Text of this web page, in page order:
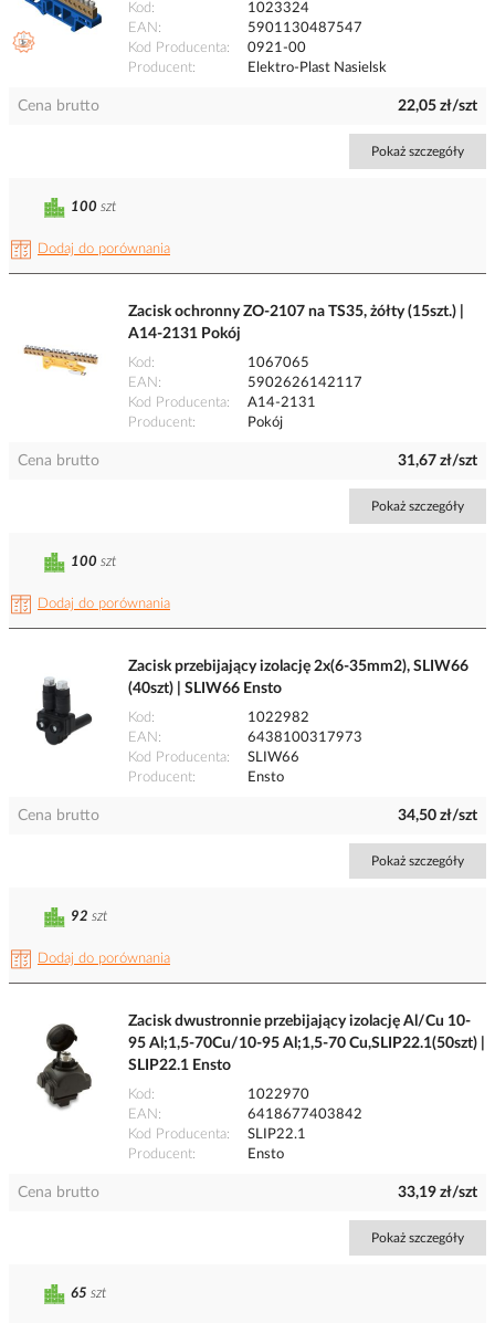
Kod
1023324
EAN
5901130487547
Kod Producenta
0921-00
Producent
Elektro-Plast Nasielsk
Cena brutto 22,05 zł/szt
Pokaż szczegóły
Dodaj do porównania
100 szt
Zacisk ochronny ZO-2107 na TS35, żółty (15szt.) |
A14-2131 Pokój
Kod
1067065
EAN
5902626142117
Kod Producenta
A14-2131
Producent
Pokój
Cena brutto 31,67 zł/szt
Pokaż szczegóły
Dodaj do porównania
100 szt
Zacisk przebijający izolację 2x(6-35mm2), SLIW66
(40szt) | SLIW66 Ensto
Kod
1022982
EAN
6438100317973
Kod Producenta
SLIW66
Producent
Ensto
Cena brutto 34,50 zł/szt
Pokaż szczegóły
Dodaj do porównania
92 szt
Zacisk dwustronnie przebijający izolację Al/Cu 10-
95 Al;1,5-70Cu/10-95 Al;1,5-70 Cu,SLIP22.1(50szt) |
SLIP22.1 Ensto
Kod
1022970
EAN
6418677403842
Kod Producenta
SLIP22.1
Producent
Ensto
Cena brutto 33,19 zł/szt
Pokaż szczegóły
65 szt